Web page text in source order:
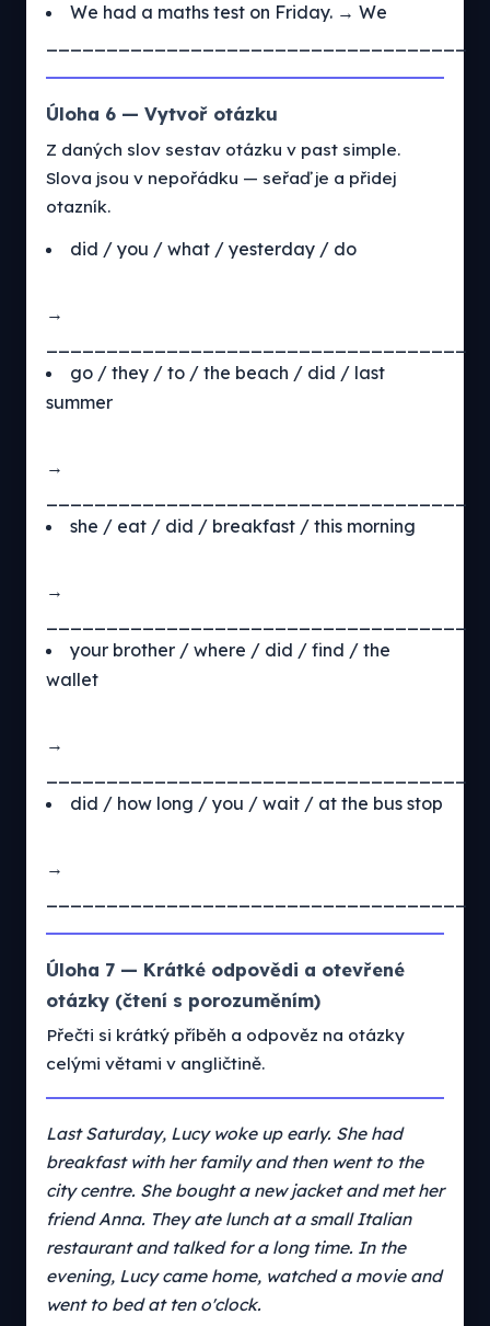
We had a maths test on Friday. → We
Úloha 6 — Vytvoř otázku
Z daných slov sestav otázku v past simple.
Slova jsou v nepořádku — seřaď je a přidej
otazník.
did / you / what / yesterday / do
→
go / they / to / the beach / did / last
summer
→
she / eat / did / breakfast / this morning
→
your brother / where / did / find / the
wallet
→
did / how long / you / wait / at the bus stop
→
Úloha 7 — Krátké odpovědi a otevřené
otázky (čtení s porozuměním)
Přečti si krátký příběh a odpověz na otázky
celými větami v angličtině.
Last Saturday, Lucy woke up early. She had
breakfast with her family and then went to the
city centre. She bought a new jacket and met her
friend Anna. They ate lunch at a small Italian
restaurant and talked for a long time. In the
evening, Lucy came home, watched a movie and
went to bed at ten o'clock.